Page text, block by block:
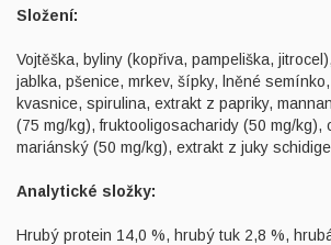
Složení:
Vojtěška, byliny (kopřiva, pampeliška,
jablka, pšenice, mrkev, šípky, lněné
kvasnice, spirulina, extrakt z papriky,
(75 mg/kg), fruktooligosacharidy (50 mg/kg),
mariánský (50 mg/kg), extrakt z juky
Analytické složky:
Hrubý protein 14,0 %, hrubý tuk 2,8 %,